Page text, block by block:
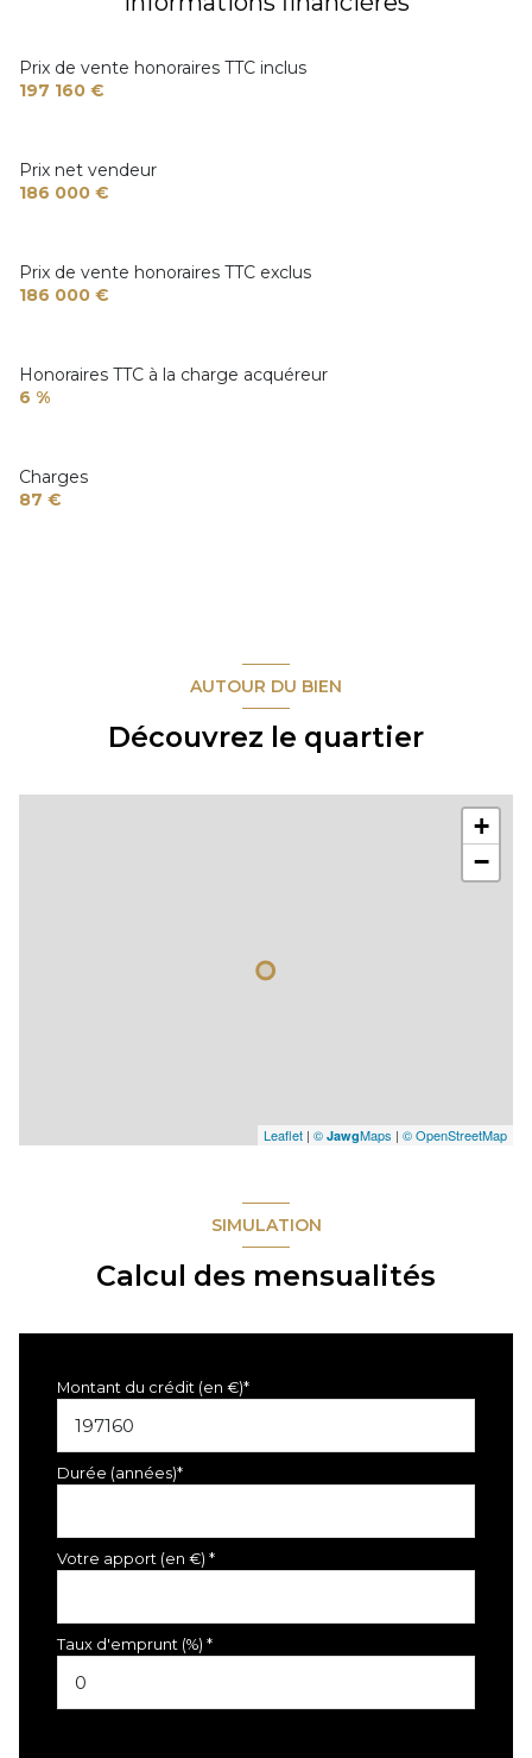
Prix de vente honoraires TTC inclus
197 160 €
Prix net vendeur
186 000 €
Prix de vente honoraires TTC exclus
186 000 €
Honoraires TTC à la charge acquéreur
6 %
Charges
87 €
AUTOUR DU BIEN
Découvrez le quartier
+
−
Leaflet | © JawgMaps | © OpenStreetMap
SIMULATION
Calcul des mensualités
Montant du crédit (en €)*
Durée (années)*
Votre apport (en €) *
Taux d'emprunt (%) *